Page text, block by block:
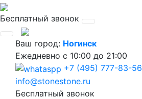
Бесплатный звонок
Ваш город: Ногинск
Ежедневно с 10:00 до 21:00
+7 (495) 777-83-56
info@stonestone.ru
Бесплатный звонок